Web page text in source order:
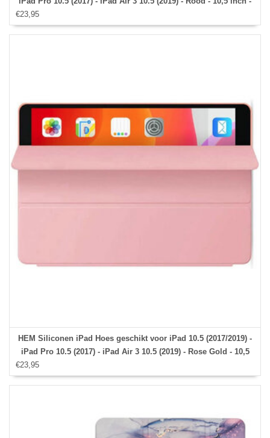
€23,95
HEM Siliconen iPad Hoes geschikt voor iPad 10.5 (2017/2019) -
iPad Pro 10.5 (2017) - iPad Air 3 10.5 (2019) - Rose Gold - 10,5
€23,95